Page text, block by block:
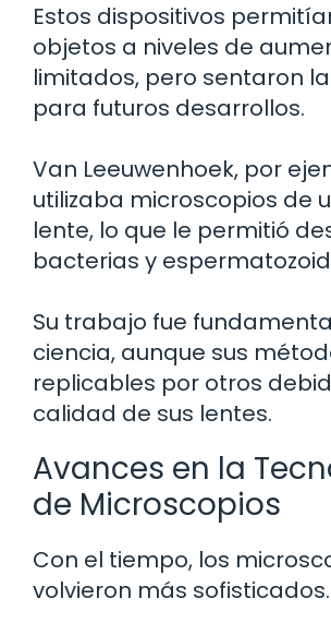
Estos dispositivos
objetos a niveles de
limitados, pero sentaron
para futuros desarrollos.
Van Leeuwenhoek, por
utilizaba microscopios de
lente, lo que le permitió
bacterias y
Su trabajo fue
ciencia, aunque sus
replicables por otros
calidad de sus lentes.
Avances en la
de Microscopios
Con el tiempo, los
volvieron más sofisticados.